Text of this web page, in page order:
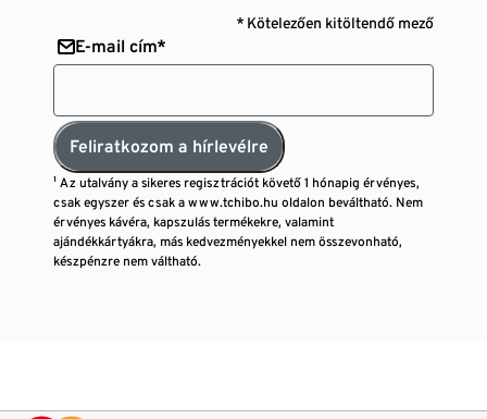
* Kötelezően kitöltendő mező
E-mail cím*
Feliratkozom a hírlevélre
¹ Az utalvány a sikeres regisztrációt követő 1 hónapig érvényes,
csak egyszer és csak a www.tchibo.hu oldalon beváltható. Nem
érvényes kávéra, kapszulás termékekre, valamint
ajándékkártyákra, más kedvezményekkel nem összevonható,
készpénzre nem váltható.